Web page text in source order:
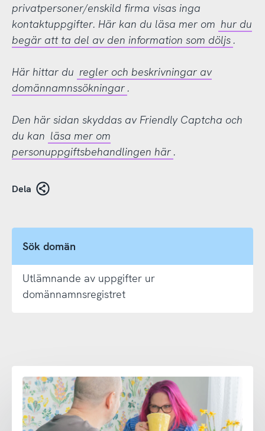
privatpersoner/enskild firma visas inga
kontaktuppgifter. Här kan du läsa mer om hur du
begär att ta del av den information som döljs .
Här hittar du regler och beskrivningar av
domännamnssökningar .
Den här sidan skyddas av Friendly Captcha och
du kan läsa mer om
personuppgiftsbehandlingen här .
Dela
Sök domän
Utlämnande av uppgifter ur
domännamnsregistret